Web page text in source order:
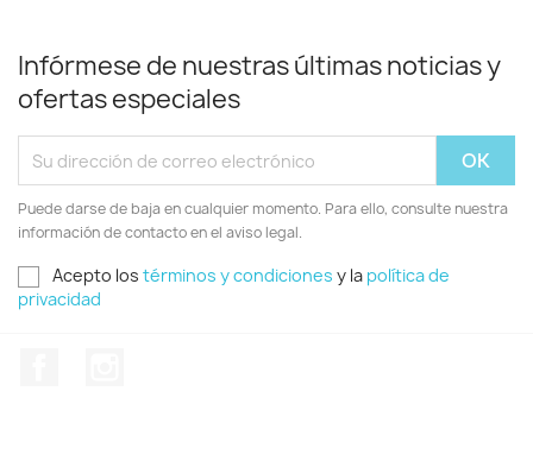
Infórmese de nuestras últimas noticias y
ofertas especiales
Puede darse de baja en cualquier momento. Para ello, consulte nuestra
información de contacto en el aviso legal.
Acepto los términos y condiciones y la política de
privacidad